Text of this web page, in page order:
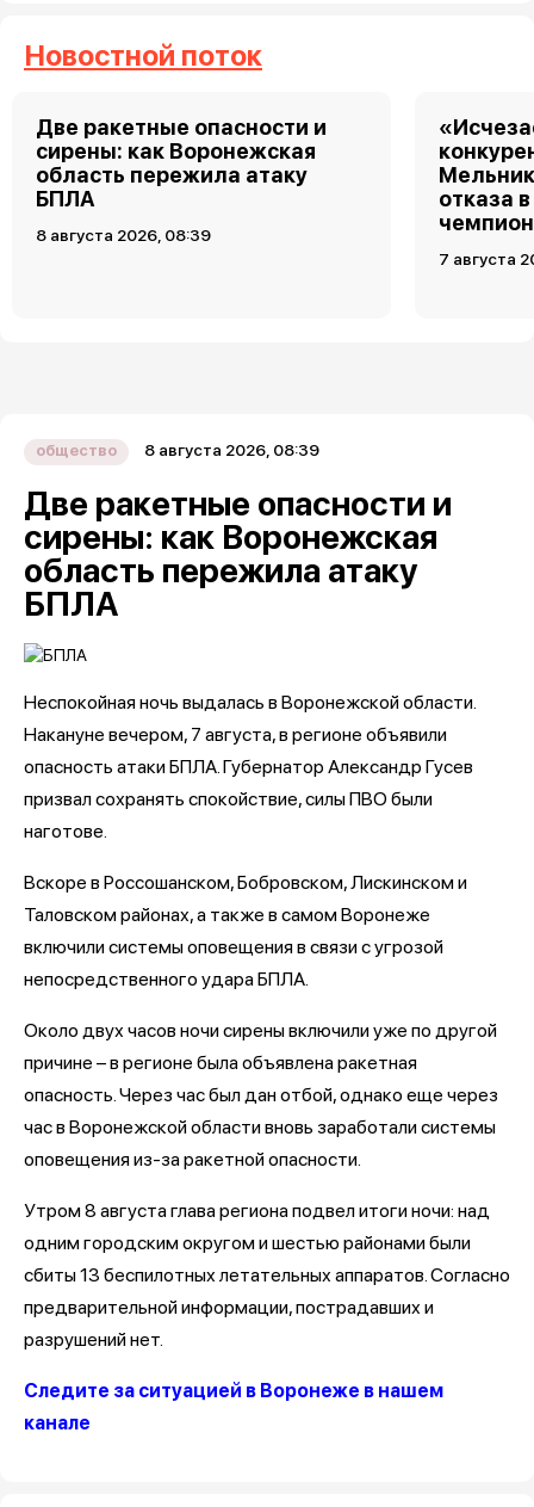
Новостной поток
Две ракетные опасности и
сирены: как Воронежская
область пережила атаку
БПЛА
8 августа 2026, 08:39
отказа
7 августа
общество 8 августа 2026, 08:39
Две ракетные опасности и
сирены: как Воронежская
область пережила атаку
БПЛА
Неспокойная ночь выдалась в Воронежской области.
Накануне вечером, 7 августа, в регионе объявили
опасность атаки БПЛА. Губернатор Александр Гусев
призвал сохранять спокойствие, силы ПВО были
наготове.
Вскоре в Россошанском, Бобровском, Лискинском и
Таловском районах, а также в самом Воронеже
включили системы оповещения в связи с угрозой
непосредственного удара БПЛА.
Около двух часов ночи сирены включили уже по другой
причине – в регионе была объявлена ракетная
опасность. Через час был дан отбой, однако еще через
час в Воронежской области вновь заработали системы
оповещения из-за ракетной опасности.
Утром 8 августа глава региона подвел итоги ночи: над
одним городским округом и шестью районами были
сбиты 13 беспилотных летательных аппаратов. Согласно
предварительной информации, пострадавших и
разрушений нет.
Следите за ситуацией в Воронеже в нашем
канале